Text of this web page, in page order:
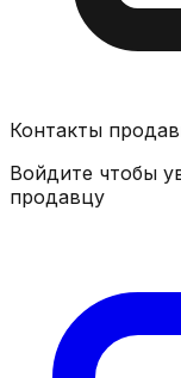
Контакты
Войдите чтобы
продавцу